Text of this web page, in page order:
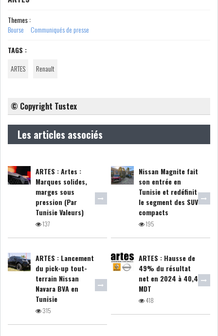
LEASING
CHIMIE
DISTRIBUTION
HOLDING INDUSTRIEL
AGRO-ALIMENTAIRE DIVERS
L’ATB RENFORCE SON
ENGAGEMENT AUPRÈS DES...
OFFICE PLAST : UNE LEVÉE DE
FONDS AU SER...
Themes :
Bourse
Communiqués de presse
TAGS :
ARTES
Renault
© Copyright Tustex
Les articles associés
ARTES : Artes :
Marques solides,
marges sous
pression (Par
Tunisie Valeurs)
137
Nissan Magnite fait
son entrée en
Tunisie et redéfinit
le segment des SUV
compacts
195
ARTES : Lancement
du pick-up tout-
terrain Nissan
Navara BVA en
Tunisie
315
ARTES : Hausse de
49% du résultat
net en 2024 à 40,4
MDT
418